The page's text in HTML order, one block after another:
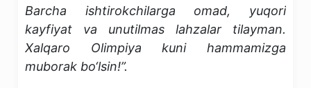
Barcha ishtirokchilarga omad, yuqori
kayfiyat va unutilmas lahzalar tilayman.
Xalqaro Olimpiya kuni hammamizga
muborak bo‘lsin!”.